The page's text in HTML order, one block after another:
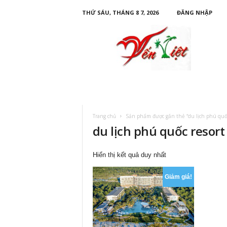
THỨ SÁU, THÁNG 8 7, 2026
ĐĂNG NHẬP
Trang chủ Sản phẩm được gắn thẻ “du lịch phú
du lịch phú quốc resort
Hiển thị kết quả duy nhất
Giảm giá!